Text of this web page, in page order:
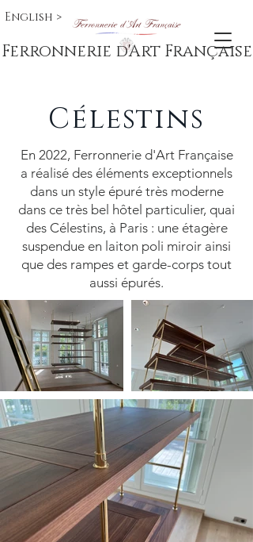
Ferronnerie d'Art Française
English >
Célestins
En 2022, Ferronnerie d'Art Française
a réalisé des éléments exceptionnels
dans un style épuré très moderne
dans ce très bel hôtel particulier, quai
des Célestins, à Paris : une étagère
suspendue en laiton poli miroir ainsi
que des rampes et garde-corps tout
aussi épurés.